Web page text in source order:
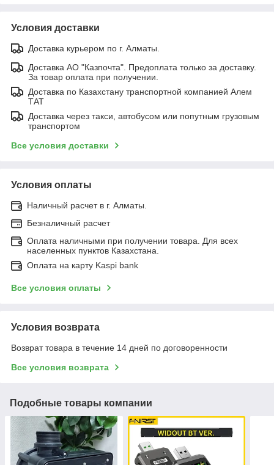
Условия доставки
Доставка курьером по г. Алматы.
Доставка АО "Казпочта". Предоплата только за доставку.
За товар оплата при получении.
Доставка по Казахстану транспортной компанией Алем
ТАТ
Доставка через такси, автобусом или попутным грузовым
транспортом
Все условия доставки
Условия оплаты
Наличный расчет в г. Алматы.
Безналичный расчет
Оплата наличными при получении товара. Для всех
населенных пунктов Казахстана.
Оплата на карту Kaspi bank
Все условия оплаты
Условия возврата
Возврат товара в течение 14 дней по договоренности
Все условия возврата
Подобные товары компании